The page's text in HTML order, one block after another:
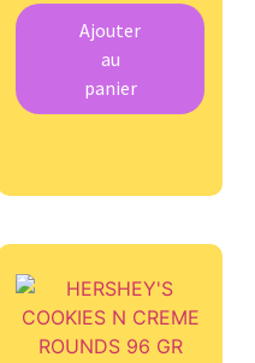
Ajouter
au
panier